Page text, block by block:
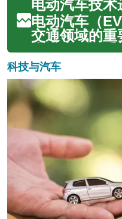
最初的实验性
能、长续航
术的发展不仅
实用性，也为
持续的未来...
电动汽车技术
电动汽车（
交通领域的重
术进步不仅重
为环境保护和
新的机遇。从
电速度，再到
联，电动汽车
历着快速而显
解这些核...
科技与汽车